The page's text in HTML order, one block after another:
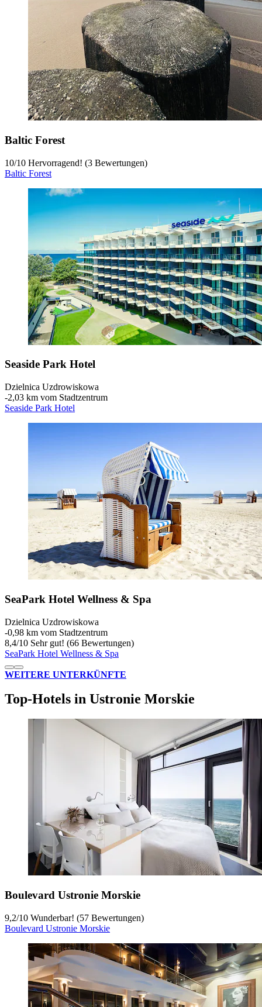
Baltic Forest
10/10 Hervorragend! (3 Bewertungen)
Baltic Forest
Seaside Park Hotel
Dzielnica Uzdrowiskowa
‐2,03 km vom Stadtzentrum
Seaside Park Hotel
SeaPark Hotel Wellness & Spa
Dzielnica Uzdrowiskowa
‐0,98 km vom Stadtzentrum
8,4/10 Sehr gut! (66 Bewertungen)
SeaPark Hotel Wellness & Spa
WEITERE UNTERKÜNFTE
Top-Hotels in Ustronie Morskie
Boulevard Ustronie Morskie
9,2/10 Wunderbar! (57 Bewertungen)
Boulevard Ustronie Morskie